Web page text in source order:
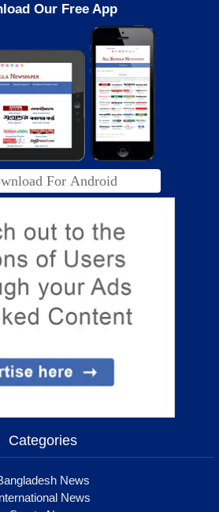
Our Free App
For Android
Categories
News
News